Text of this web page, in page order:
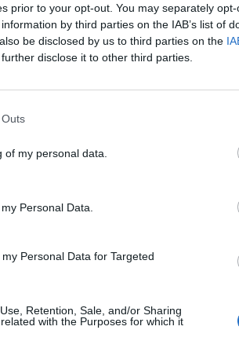
prior to your opt-out. You may separately
by third parties on the IAB’s list of
be disclosed by us to third parties on the
disclose it to other third parties.
my personal data.
Personal Data.
Personal Data for Targeted
Retention, Sale, and/or Sharing
with the Purposes for which it
al Leicester City, equip
de Nadal amb l’equip a mitja
i va costar. Ha estat un any
que entrenaven. L’inici ja va
cedits per un tema de fair play
també hi ha molta emoció i
‘Cop d’afecte’, on recull 26
venjança, la supervivència i la
de la meva afició per l’escriptura.
em vaig apuntar a l’Aula
començar amb el de prosa de no-
desconegut, tot i que li
a Can Carner, on ofereix
mostra el seu estil professional en